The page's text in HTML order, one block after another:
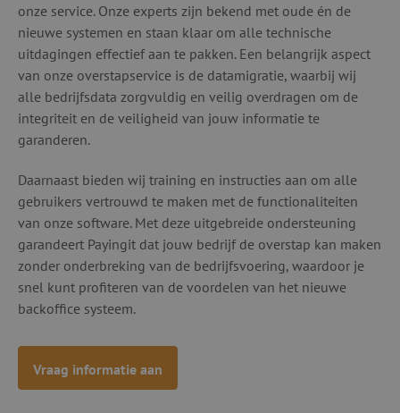
onze service. Onze experts zijn bekend met oude én de
nieuwe systemen en staan klaar om alle technische
uitdagingen effectief aan te pakken. Een belangrijk aspect
van onze overstapservice is de datamigratie, waarbij wij
alle bedrijfsdata zorgvuldig en veilig overdragen om de
integriteit en de veiligheid van jouw informatie te
garanderen.
Daarnaast bieden wij training en instructies aan om alle
gebruikers vertrouwd te maken met de functionaliteiten
van onze software. Met deze uitgebreide ondersteuning
garandeert Payingit dat jouw bedrijf de overstap kan maken
zonder onderbreking van de bedrijfsvoering, waardoor je
snel kunt profiteren van de voordelen van het nieuwe
backoffice systeem.
Vraag informatie aan